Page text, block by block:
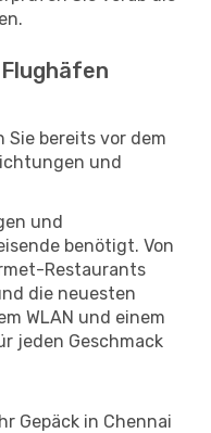
bereits vor dem
und
und
benötigt. Von
Restaurants
die neuesten
WLAN und einem
jeden Geschmack
Gepäck in Chennai